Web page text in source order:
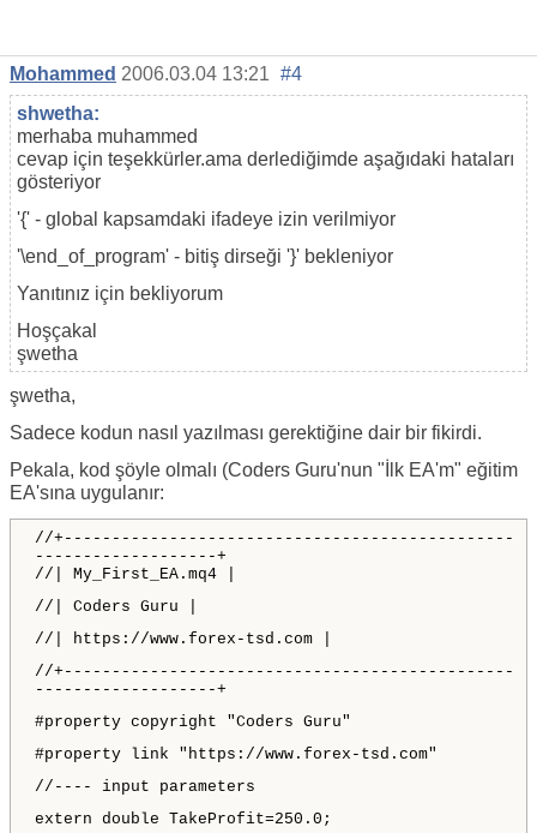
Mohammed 2006.03.04 13:21 #4
shwetha:
merhaba muhammed
cevap için teşekkürler.ama derlediğimde aşağıdaki hataları
gösteriyor
'{' - global kapsamdaki ifadeye izin verilmiyor
'\end_of_program' - bitiş dirseği '}' bekleniyor
Yanıtınız için bekliyorum
Hoşçakal
şwetha
şwetha,
Sadece kodun nasıl yazılması gerektiğine dair bir fikirdi.
Pekala, kod şöyle olmalı (Coders Guru'nun "İlk EA'm" eğitim
EA'sına uygulanır:
//+-----------------------------------------------
-------------------+
//| My_First_EA.mq4 |
//| Coders Guru |
//| https://www.forex-tsd.com |
//+-----------------------------------------------
-------------------+
#property copyright "Coders Guru"
#property link "https://www.forex-tsd.com"
//---- input parameters
extern double TakeProfit=250.0;